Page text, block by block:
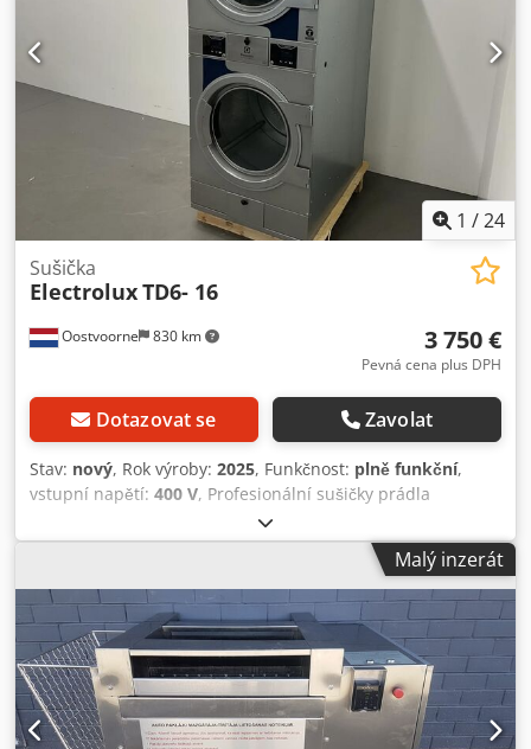
10 cyklů za hodinu, bezdrátové připojení (WLAN), nakládací
rampa, 4453 provozních hodin, servisováno při 4450
hodinách. Dodpfx Ahjzl A Rgj Njck
1 /24
Oostvoorne 830 km
Sušička
ElectroluxTD6- 16
3 750 €
Pevná cena plus DPH
Dotazovat se Zavolat
Stav: nový, Rok výroby: 2025, Funkčnost: plně funkční,
vstupní napětí: 400 V, Profesionální sušičky prádla
Electrolux, 2 modely, NEPOUŽITÉ. Dcodpfx Aezg D Uijh Njk
- 2x Electrolux TD6-16, rozměry = 720 x 1210 x 1700 mm,
400 V, 60 Hz, 14,3 kW, CENA = 3750 € Electrolux TD6-17S je
průmyslová sušička s dvěma bubny a celkovou kapacitou 2
x 17 kg. Tato duální sušička je navržena pro maximální
efektivitu, rychlé sušení a nízkou spotřebu energie, což z ní
činí ideální volbu pro profesionální prádelny a
samoobslužné prádelny.
Malý inzerát